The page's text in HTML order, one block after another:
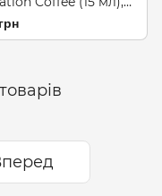
гель, дуже
діє до 30